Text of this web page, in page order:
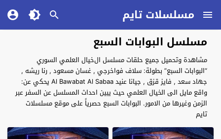
مسلسلات تايم
مسلسل البوابات السبع
مشاهدة وتحميل جميع حلقات مسلسل الﺧﻴﺎﻝ العلمي السوري
“البوابات السبع” بطولة: سلاف فواخرجي , غسان مسعود , رنا ريشه ,
جهاد سعد , فايز قزق , جيانا عنيد Al Bawabat Al Sabaa يحكي عن:
واقع مايل الى الخيال العلمي حيث يبين احداث المسلسل عن السفر عبر
الزمن وغيرها من الامور. البوابات السبع حصرياً على موقع مسلسلات
تايم